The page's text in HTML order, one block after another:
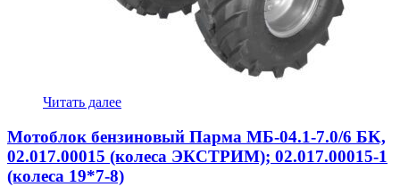
Читать далее
Мотоблок бензиновый Парма МБ-04.1-7.0/6 БK,
02.017.00015 (колеса ЭКСТРИМ); 02.017.00015-1
(колеса 19*7-8)